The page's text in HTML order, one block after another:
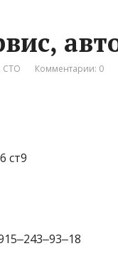
СТО Комментарии: 0
ст9